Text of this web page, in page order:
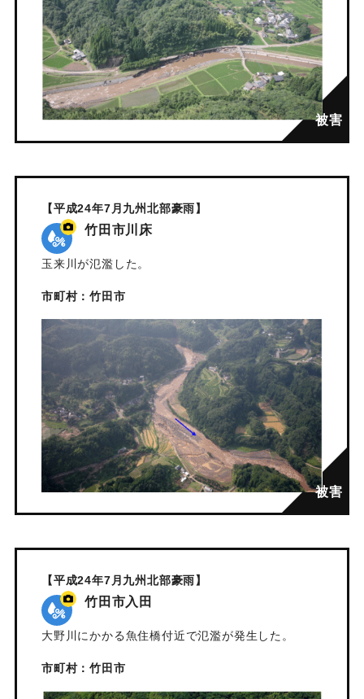
【平成24年7月九州北部豪雨】
竹田市川床
玉来川が氾濫した。
市町村：竹田市
【平成24年7月九州北部豪雨】
竹田市入田
大野川にかかる魚住橋付近で氾濫が発生した。
市町村：竹田市